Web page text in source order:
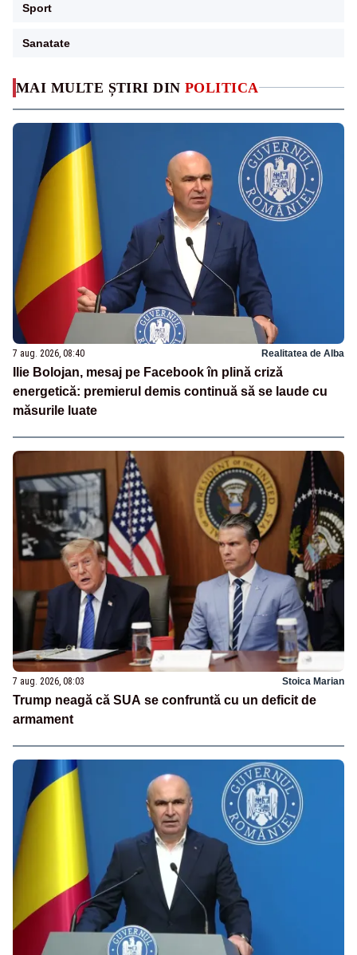
MAI MULTE ȘTIRI DIN POLITICA
7 aug. 2026, 08:40 Realitatea de Alba
Ilie Bolojan, mesaj pe Facebook în plină criză
energetică: premierul demis continuă să se laude cu
măsurile luate
7 aug. 2026, 08:03 Stoica Marian
Trump neagă că SUA se confruntă cu un deficit de
armament
Sport
Sanatate